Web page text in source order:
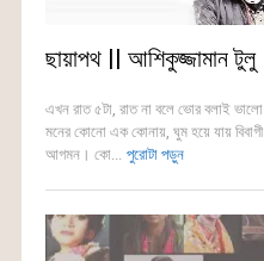
ছায়াপথ || আশিকুজ্জামান টুলু
এখন রাত ৫টা, রাত না বলে ভোর বলাই
মনের কোনো এক কোনায়, ঘুম হয়ে যায়
আগমন। কো... পুরোটা পড়ুন